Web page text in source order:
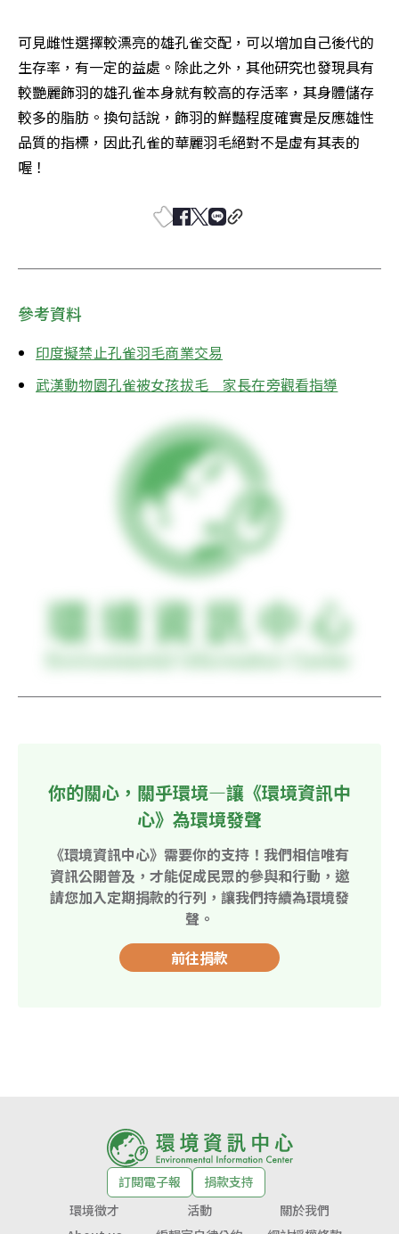
可見雌性選擇較漂亮的雄孔雀交配，可以增加自己後代的
生存率，有一定的益處。除此之外，其他研究也發現具有
較艷麗飾羽的雄孔雀本身就有較高的存活率，其身體儲存
較多的脂肪。換句話說，飾羽的鮮豔程度確實是反應雄性
品質的指標，因此孔雀的華麗羽毛絕對不是虛有其表的
喔！
參考資料
印度擬禁止孔雀羽毛商業交易
武漢動物園孔雀被女孩拔毛　家長在旁觀看指導
你的關心，關乎環境—讓《環境資訊中
心》為環境發聲
《環境資訊中心》需要你的支持！我們相信唯有
資訊公開普及，才能促成民眾的參與和行動，邀
請您加入定期捐款的行列，讓我們持續為環境發
聲。
前往捐款
訂閱電子報
捐款支持
環境徵才
活動
關於我們